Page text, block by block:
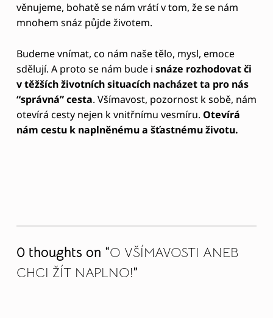
věnujeme, bohatě se nám vrátí v tom, že se nám
mnohem snáz půjde životem.
Budeme vnímat, co nám naše tělo, mysl, emoce
sdělují. A proto se nám bude i snáze rozhodovat či
v těžších životních situacích nacházet ta pro nás
“správná” cesta. Všímavost, pozornost k sobě, nám
otevírá cesty nejen k vnitřnímu vesmíru. Otevírá
nám cestu k naplněnému a šťastnému životu.
0 thoughts on “O VŠÍMAVOSTI ANEB
CHCI ŽÍT NAPLNO!”